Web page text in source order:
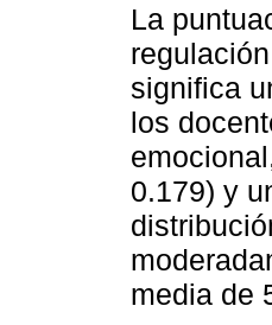
La
significa
los
0.179) y
media de